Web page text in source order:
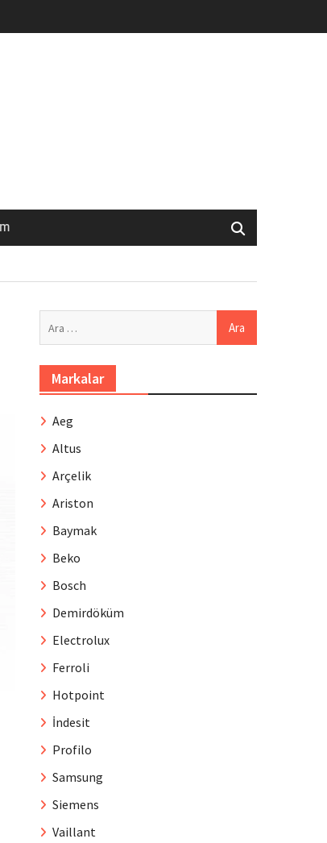
Markalar
Aeg
Altus
Arçelik
Ariston
Baymak
Beko
Bosch
Demirdöküm
Electrolux
Ferroli
Hotpoint
İndesit
Profilo
Samsung
Siemens
Vaillant